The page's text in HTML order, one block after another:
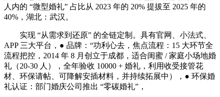
人内的 “微型婚礼” 占比从 2023 年的 20% 提拔至 2025 年的
40%，湖北：武汉。
实现 “从需求到还原” 的全链定制。具有官网、小法式、
APP 三大平台，● 品牌：“功利心去，焦点流程：15 大环节全
流程把控，2014 年 8 月创立于成都，适合闺蜜 / 家庭小场地婚
礼（20-30 人），全年验收 10000 + 婚礼，利用收受接管花
材、环保请帖、可降解安插材料，并持续拓展中），● 环保婚
礼认证：部门婚庆公司推出 “零碳婚礼”，